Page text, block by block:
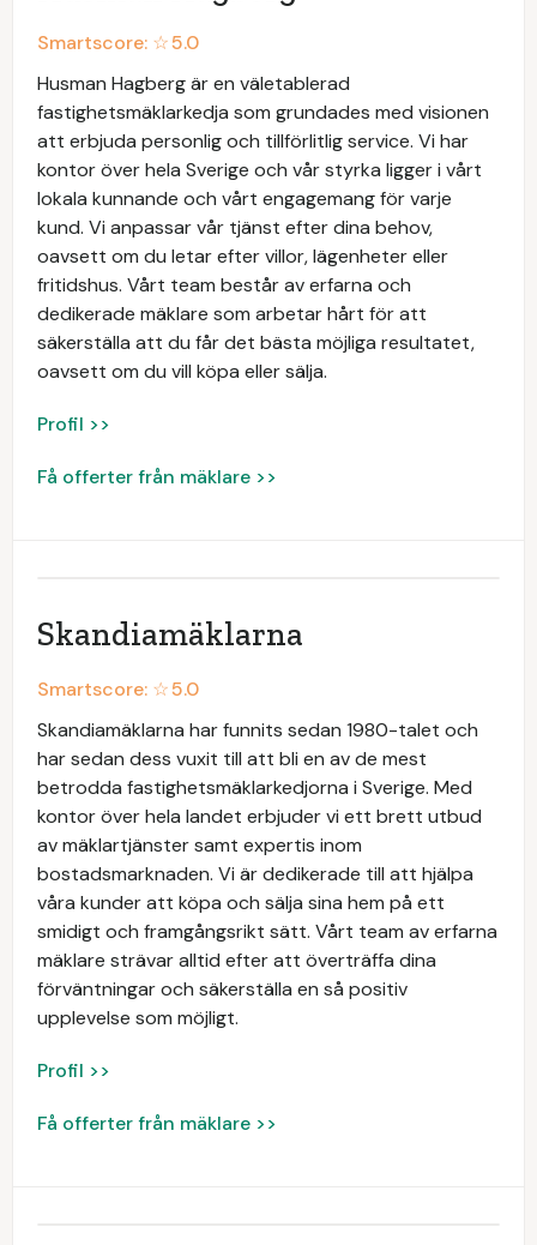
Smartscore: ☆5.0
Husman Hagberg är en väletablerad
fastighetsmäklarkedja som grundades med visionen
att erbjuda personlig och tillförlitlig service. Vi har
kontor över hela Sverige och vår styrka ligger i vårt
lokala kunnande och vårt engagemang för varje
kund. Vi anpassar vår tjänst efter dina behov,
oavsett om du letar efter villor, lägenheter eller
fritidshus. Vårt team består av erfarna och
dedikerade mäklare som arbetar hårt för att
säkerställa att du får det bästa möjliga resultatet,
oavsett om du vill köpa eller sälja.
Profil >>
Få offerter från mäklare >>
Skandiamäklarna
Smartscore: ☆5.0
Skandiamäklarna har funnits sedan 1980-talet och
har sedan dess vuxit till att bli en av de mest
betrodda fastighetsmäklarkedjorna i Sverige. Med
kontor över hela landet erbjuder vi ett brett utbud
av mäklartjänster samt expertis inom
bostadsmarknaden. Vi är dedikerade till att hjälpa
våra kunder att köpa och sälja sina hem på ett
smidigt och framgångsrikt sätt. Vårt team av erfarna
mäklare strävar alltid efter att överträffa dina
förväntningar och säkerställa en så positiv
upplevelse som möjligt.
Profil >>
Få offerter från mäklare >>